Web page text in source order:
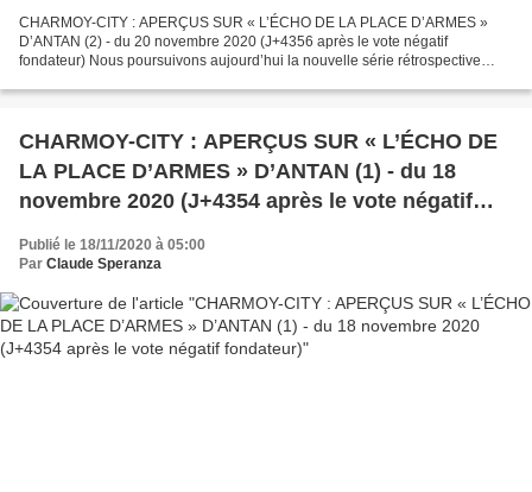
CHARMOY-CITY : APERÇUS SUR « L’ÉCHO DE LA PLACE D’ARMES »
D’ANTAN (2) - du 20 novembre 2020 (J+4356 après le vote négatif
fondateur) Nous poursuivons aujourd’hui la nouvelle série rétrospective
CHARMOY-CITY : APERÇUS SUR « L’ÉCHO DE
LA PLACE D’ARMES » D’ANTAN (1) - du 18
novembre 2020 (J+4354 après le vote négatif
fondateur)
Publié le 18/11/2020 à 05:00
Par Claude Speranza